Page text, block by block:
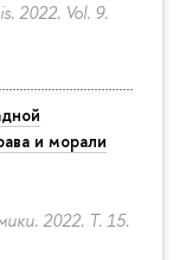
2022. Vol. 9.
и морали
2022. Т. 15.